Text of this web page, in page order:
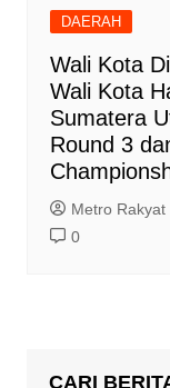
DAERAH
Wali Kota
Wali Kota
Sumatera
Round 3
Metro Rakyat
0
CARI